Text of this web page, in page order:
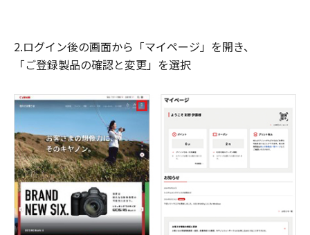
2.ログイン後の画面から「マイページ」を開き、
「ご登録製品の確認と変更」を選択